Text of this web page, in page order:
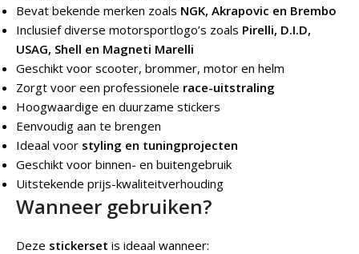
Bevat bekende merken zoals NGK, Akrapovic en Brembo
Inclusief diverse motorsportlogo’s zoals Pirelli, D.I.D,
USAG, Shell en Magneti Marelli
Geschikt voor scooter, brommer, motor en helm
Zorgt voor een professionele race-uitstraling
Hoogwaardige en duurzame stickers
Eenvoudig aan te brengen
Ideaal voor styling en tuningprojecten
Geschikt voor binnen- en buitengebruik
Uitstekende prijs-kwaliteitverhouding
Wanneer gebruiken?
Deze stickerset is ideaal wanneer: